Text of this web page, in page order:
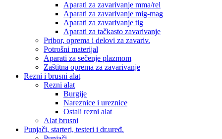
Aparati za zavarivanje mma/rel
Aparati za zavarivanje mig-mag
Aparati za zavarivanje tig
Aparati za tačkasto zavarivanje
Pribor, oprema i delovi za zavariv.
Potrošni materijal
Aparati za sečenje plazmom
Zaštitna oprema za zavarivanje
Rezni i brusni alat
Rezni alat
Burgije
Nareznice i ureznice
Ostali rezni alat
Alat brusni
Punjači, starteri, testeri i dr.uređ.